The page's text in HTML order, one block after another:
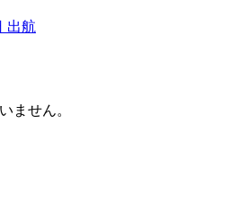
出航
ません。